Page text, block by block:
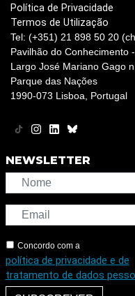
Política de Privacidade
Termos de Utilização
Tel: (+351) 21 898 50 20
Pavilhão do Conhecimento
Largo José Mariano Gago
Parque das Nações
1990-073 Lisboa, Portugal
NEWSLETTER
Concordo com a
política de privacidade e de
tratamento de dados